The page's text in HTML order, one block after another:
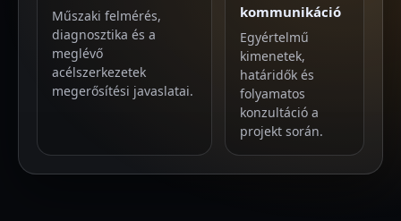
Műszaki felmérés,
diagnosztika és a
meglévő
acélszerkezetek
megerősítési javaslatai.
kommunikáció
Egyértelmű
kimenetek,
határidők és
folyamatos
konzultáció a
projekt során.